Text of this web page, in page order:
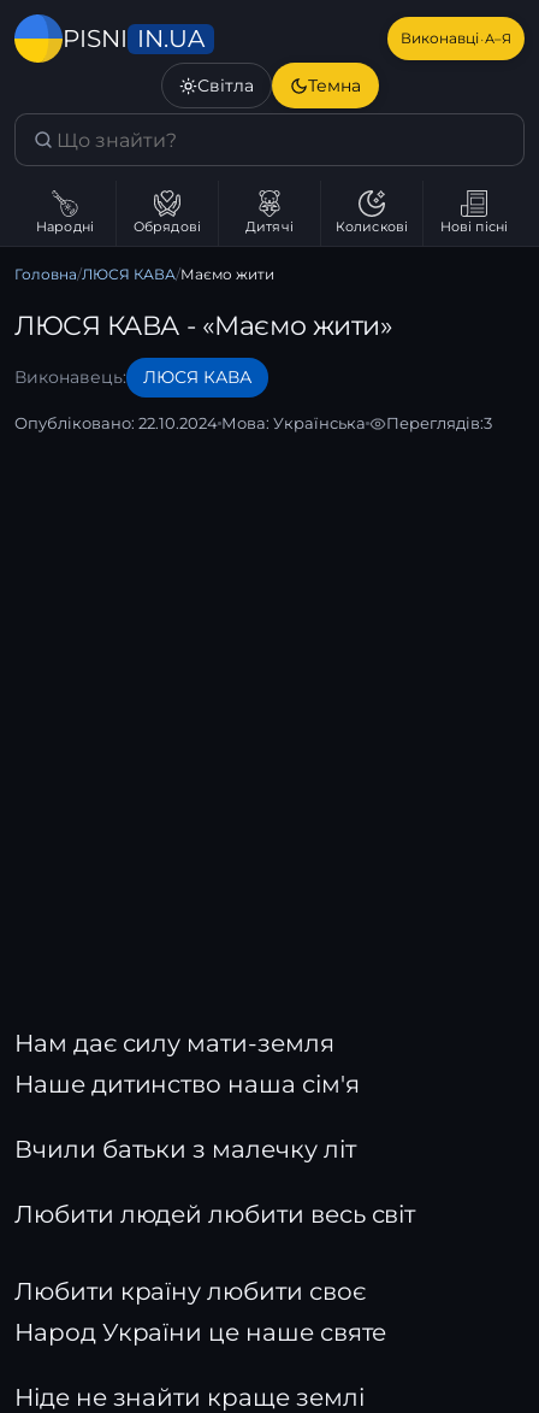
PISNI IN.UA Виконавці·А–Я
Світла Темна
Народні Обрядові Дитячі Колискові Нові пісні
Головна/ЛЮСЯ КАВА/Маємо жити
ЛЮСЯ КАВА - «Маємо жити»
Виконавець: ЛЮСЯ КАВА
Опубліковано: 22.10.2024 Мова: Українська Переглядів:3
Нам дає силу мати-земля
Наше дитинство наша сім'я
Вчили батьки з малечку літ
Любити людей любити весь світ
Любити країну любити своє
Народ України це наше святе
Ніде не знайти краще землі